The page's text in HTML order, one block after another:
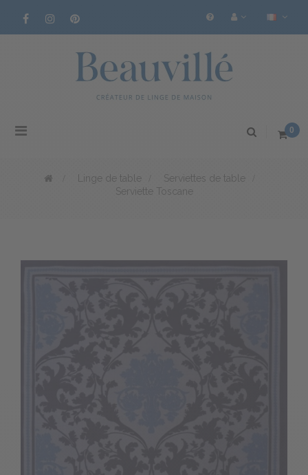
Basculer
0
Linge de table Serviettes de table
Serviette Toscane